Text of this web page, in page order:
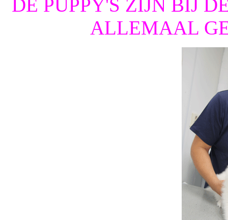
DE PUPPY'S ZIJN BIJ
ALLEMAAL